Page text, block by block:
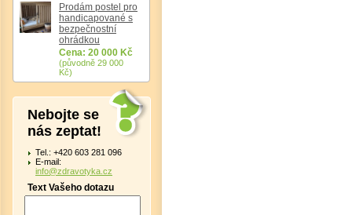
Prodám postel pro
handicapované s
bezpečnostní
ohrádkou
Cena: 20 000 Kč
(původně 29 000
Kč)
Nebojte se
nás zeptat!
Tel.: +420 603 281 096
E-mail:
info@zdravotyka.cz
Text Vašeho dotazu